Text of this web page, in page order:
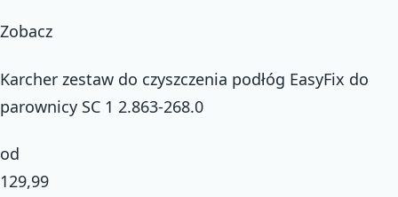
Zobacz
Karcher zestaw do czyszczenia podłóg EasyFix do
parownicy SC 1 2.863-268.0
od
129,99